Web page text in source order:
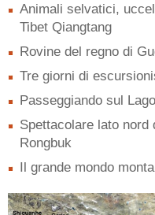
Animali selvatici,
Tibet Qiangtang
Rovine del regno di
Tre giorni di
Passeggiando sul
Spettacolare lato
Rongbuk
Il grande mondo